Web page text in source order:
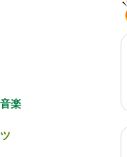
楽